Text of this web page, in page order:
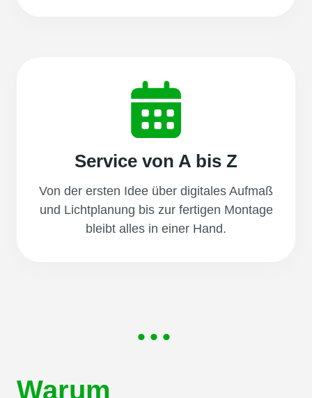
Service von A bis Z
Von der ersten Idee über digitales Aufmaß
und Lichtplanung bis zur fertigen Montage
bleibt alles in einer Hand.
•••
Warum